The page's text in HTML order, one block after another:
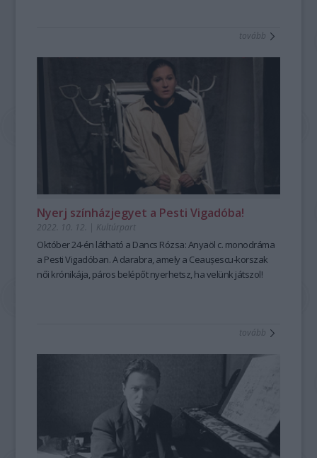
tovább
Nyerj színházjegyet a Pesti Vigadóba!
2022. 10. 12. | Kultúrpart
Október 24-én látható a Dancs Rózsa: Anyaöl c. monodráma
a Pesti Vigadóban. A darabra, amely a Ceaușescu-korszak
női krónikája, páros belépőt nyerhetsz, ha velünk játszol!
tovább